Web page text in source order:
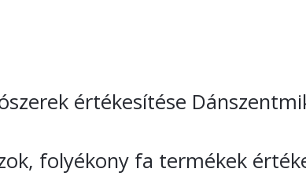
értékesítése
folyékony fa termékek